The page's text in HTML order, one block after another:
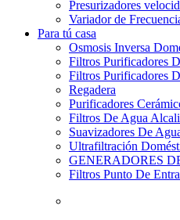
Presurizadores
Variador de
Para tú casa
Osmosis Inversa
Filtros Purificadores
Filtros Purificadores
Regadera
Purificadores
Filtros De Agua
Suavizadores De
Ultrafiltración
GENERADORES
Filtros Punto De